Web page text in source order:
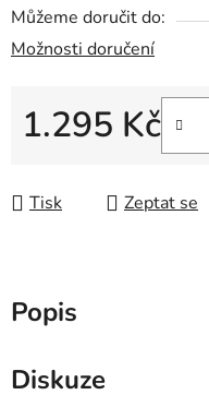
Můžeme doručit do:
Možnosti doručení
1.295 Kč
Tisk Zeptat se
Popis
Diskuze